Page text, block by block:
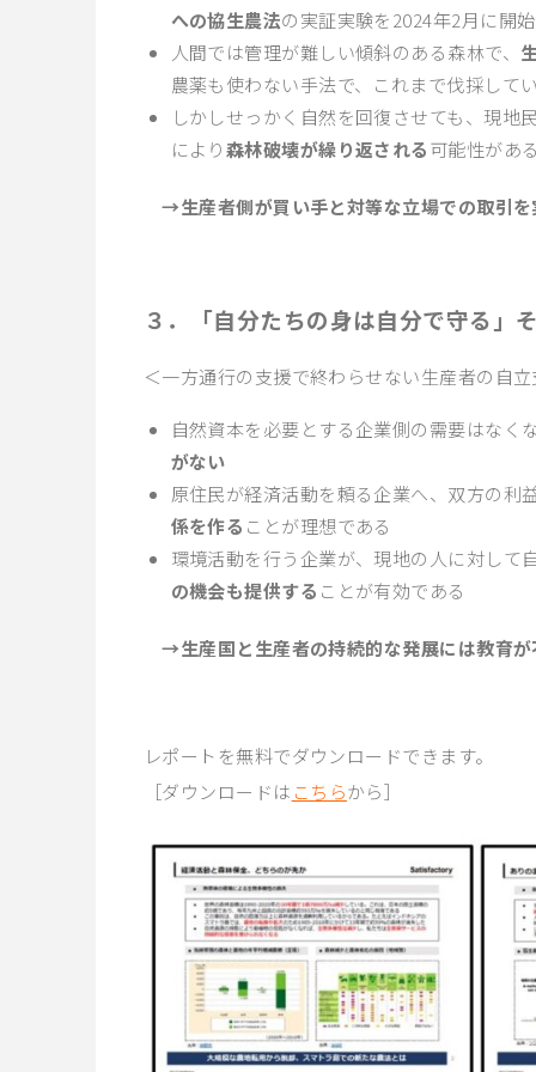
への協生農法の実証実験を2024年2月に開始
人間では管理が難しい傾斜のある森林で、
農薬も使わない手法で、これまで伐採して
しかしせっかく自然を回復させても、現
により森林破壊が繰り返される可能性があ
→生産者側が買い手と対等な立場での取引を
３．「自分たちの身は自分で守る」
＜一方通行の支援で終わらせない生産者の自
自然資本を必要とする企業側の需要はなく
がない
原住民が経済活動を頼る企業へ、双方の利
係を作る ことが理想である
環境活動を行う企業が、現地の人に対して
の機会も提供する ことが有効である
→生産国と生産者の持続的な発展には教育が
レポートを無料でダウンロードできます。
［ダウンロードは こちらから］